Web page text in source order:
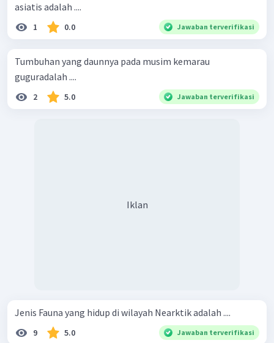
asiatis adalah ....
1 0.0 Jawaban terverifikasi
Tumbuhan yang daunnya pada musim kemarau
guguradalah ....
2 5.0 Jawaban terverifikasi
Iklan
Jenis Fauna yang hidup di wilayah Nearktik adalah ....
9 5.0 Jawaban terverifikasi